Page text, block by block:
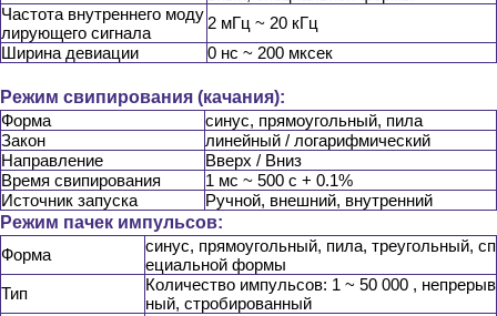
Частота внутреннего моду
лирующего сигнала
2 мГц ~ 20 кГц
Ширина девиации
0 нс ~ 200 мксек
Режим свипирования (качания):
Форма
синус, прямоугольный, пила
Закон
линейный / логарифмический
Направление
Вверх / Вниз
Время свипирования
1 мс ~ 500 с + 0.1%
Источник запуска
Ручной, внешний, внутренний
Режим пачек импульсов:
Форма
синус, прямоугольный, пила, треугольный, сп
ециальной формы
Тип
Количество импульсов: 1 ~ 50 000 , непрерыв
ный, стробированный